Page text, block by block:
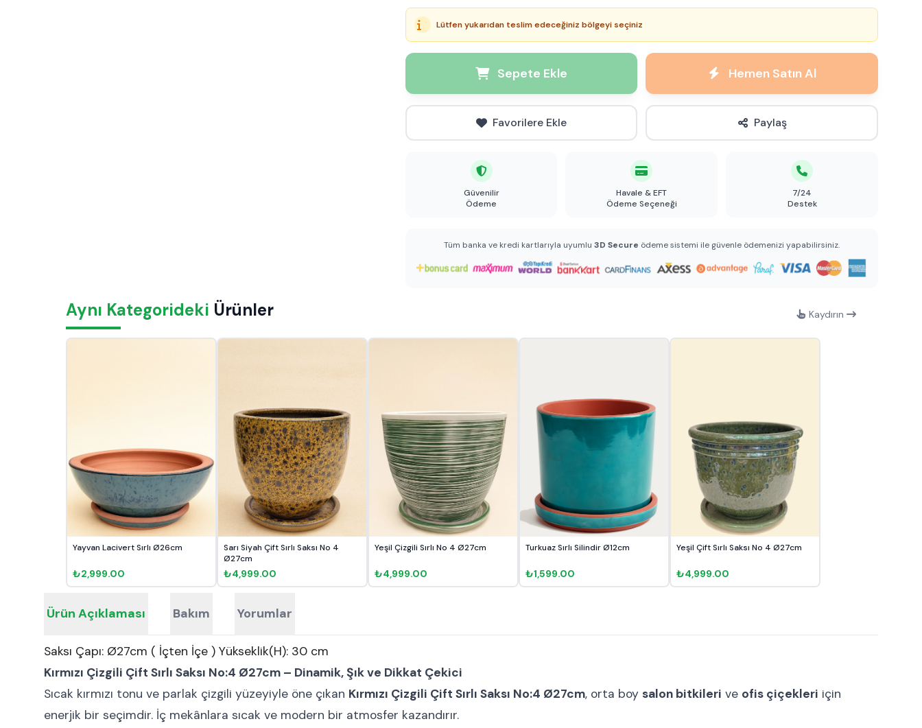
Lütfen yukarıdan teslim edeceğiniz bölgeyi seçiniz
Sepete Ekle Hemen Satın Al
Favorilere Ekle Paylaş
Güvenilir
Ödeme
Havale & EFT
Ödeme Seçeneği
7/24
Destek
Tüm banka ve kredi kartlarıyla uyumlu 3D Secure ödeme sistemi ile güvenle ödemenizi yapabilirsiniz.
Aynı Kategorideki Ürünler Kaydırın
Yayvan Lacivert Sırlı Ø26cm
₺2,999.00
Sarı Siyah Çift Sırlı Saksı No 4
Ø27cm
₺4,999.00
Yeşil Çizgili Sırlı No 4 Ø27cm
₺4,999.00
Turkuaz Sırlı Silindir Ø12cm
₺1,599.00
Yeşil Çift Sırlı Saksı No 4 Ø27cm
₺4,999.00
Ürün Açıklaması Bakım Yorumlar
Saksı Çapı: Ø27cm ( İçten İçe ) Yükseklik(H): 30 cm
Kırmızı Çizgili Çift Sırlı Saksı No:4 Ø27cm – Dinamik, Şık ve Dikkat Çekici
Sıcak kırmızı tonu ve parlak çizgili yüzeyiyle öne çıkan Kırmızı Çizgili Çift Sırlı Saksı No:4 Ø27cm, orta boy salon bitkileri ve ofis çiçekleri için
enerjik bir seçimdir. İç mekânlara sıcak ve modern bir atmosfer kazandırır.